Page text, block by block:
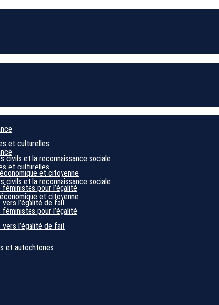
et culturelles
civils et la reconnaissance sociale
et citoyenne
pour l’égalité
l’égalité de fait
et autochtones
et culturelles
civils et la reconnaissance sociale
et citoyenne
pour l’égalité
l’égalité de fait